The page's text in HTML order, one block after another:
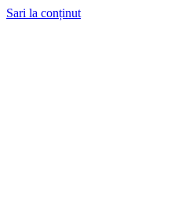
Sari la conținut